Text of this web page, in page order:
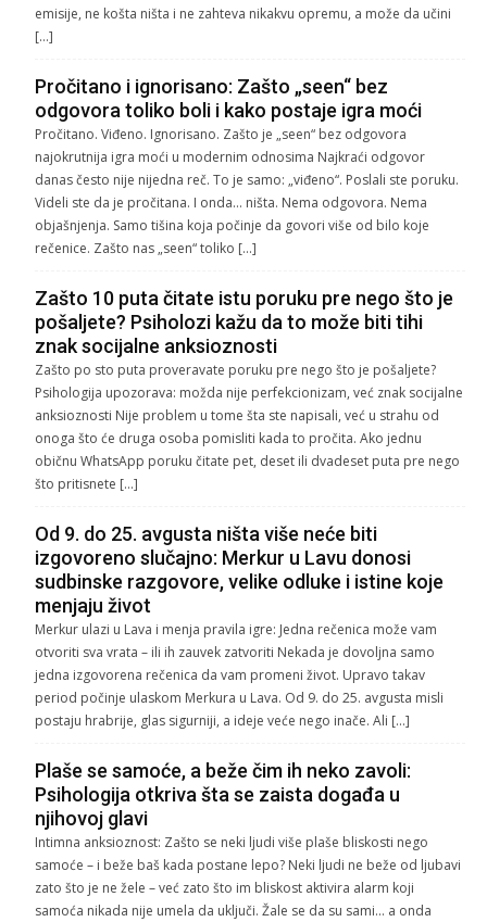
emisije, ne košta ništa i ne zahteva nikakvu opremu, a može da učini
[…]
Pročitano i ignorisano: Zašto „seen“ bez
odgovora toliko boli i kako postaje igra moći
Pročitano. Viđeno. Ignorisano. Zašto je „seen“ bez odgovora
najokrutnija igra moći u modernim odnosima Najkraći odgovor
danas često nije nijedna reč. To je samo: „viđeno“. Poslali ste poruku.
Videli ste da je pročitana. I onda… ništa. Nema odgovora. Nema
objašnjenja. Samo tišina koja počinje da govori više od bilo koje
rečenice. Zašto nas „seen“ toliko […]
Zašto 10 puta čitate istu poruku pre nego što je
pošaljete? Psiholozi kažu da to može biti tihi
znak socijalne anksioznosti
Zašto po sto puta proveravate poruku pre nego što je pošaljete?
Psihologija upozorava: možda nije perfekcionizam, već znak socijalne
anksioznosti Nije problem u tome šta ste napisali, već u strahu od
onoga što će druga osoba pomisliti kada to pročita. Ako jednu
običnu WhatsApp poruku čitate pet, deset ili dvadeset puta pre nego
što pritisnete […]
Od 9. do 25. avgusta ništa više neće biti
izgovoreno slučajno: Merkur u Lavu donosi
sudbinske razgovore, velike odluke i istine koje
menjaju život
Merkur ulazi u Lava i menja pravila igre: Jedna rečenica može vam
otvoriti sva vrata – ili ih zauvek zatvoriti Nekada je dovoljna samo
jedna izgovorena rečenica da vam promeni život. Upravo takav
period počinje ulaskom Merkura u Lava. Od 9. do 25. avgusta misli
postaju hrabrije, glas sigurniji, a ideje veće nego inače. Ali […]
Plaše se samoće, a beže čim ih neko zavoli:
Psihologija otkriva šta se zaista događa u
njihovoj glavi
Intimna anksioznost: Zašto se neki ljudi više plaše bliskosti nego
samoće – i beže baš kada postane lepo? Neki ljudi ne beže od ljubavi
zato što je ne žele – već zato što im bliskost aktivira alarm koji
samoća nikada nije umela da uključi. Žale se da su sami… a onda